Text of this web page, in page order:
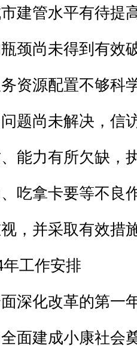
建管水平有待提
颈尚未得到有效
资源配置不够科
题尚未解决，信
能力有所欠缺，
吃拿卡要等不良
，并采取有效措
工作安排
化改革的第一
面建成小康社会